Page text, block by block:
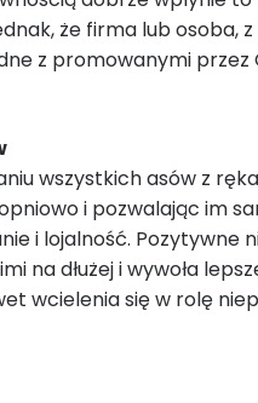
że firma lub osoba,
z promowanymi przez
wszystkich asów z
i pozwalając im
i lojalność. Pozytywne
na dłużej i wywoła
wcielenia się w rolę